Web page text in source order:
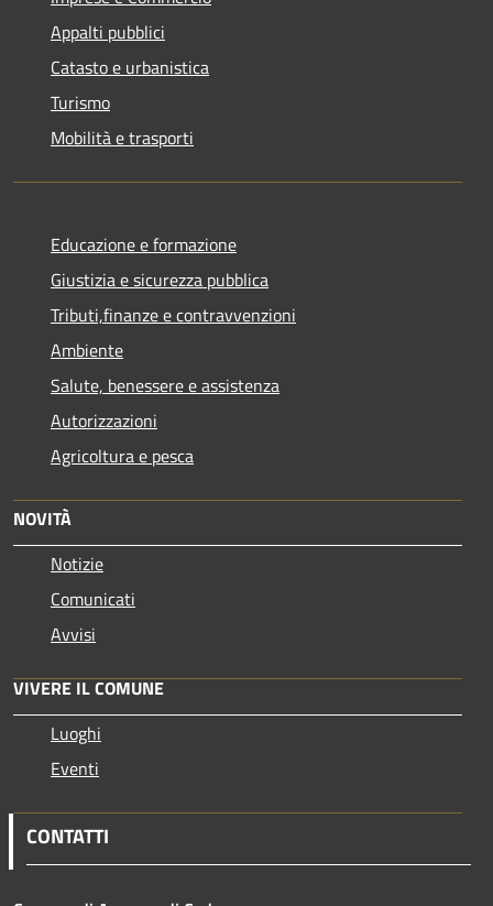
Appalti pubblici
Catasto e urbanistica
Turismo
Mobilità e trasporti
Educazione e formazione
Giustizia e sicurezza pubblica
Tributi,finanze e contravvenzioni
Ambiente
Salute, benessere e assistenza
Autorizzazioni
Agricoltura e pesca
NOVITÀ
Notizie
Comunicati
Avvisi
VIVERE IL COMUNE
Luoghi
Eventi
CONTATTI